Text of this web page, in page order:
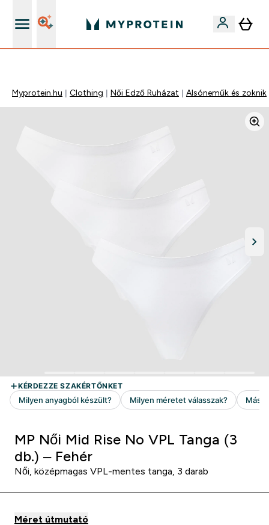
Myprotein.hu Clothing Női Edző Ruházat Alsóneműk és zoknik
MP Női Mid Rise No VPL Tanga (3
db.) – Fehér
Női, középmagas VPL-mentes tanga, 3 darab
Méret útmutató